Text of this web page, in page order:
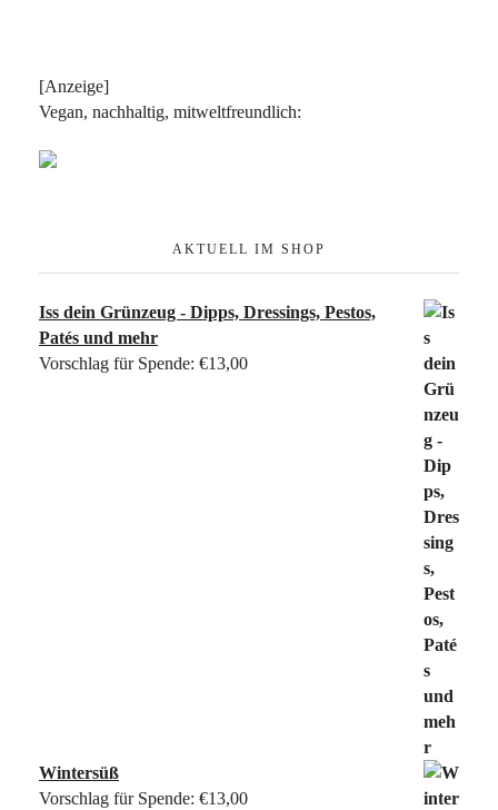
[Anzeige]
Vegan, nachhaltig, mitweltfreundlich:
AKTUELL IM SHOP
Iss dein Grünzeug - Dipps, Dressings, Pestos,
Patés und mehr
Vorschlag für Spende: €13,00
Wintersüß
Vorschlag für Spende: €13,00